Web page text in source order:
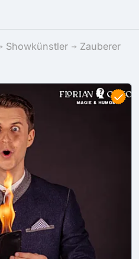
Showkünstler
Zauberer